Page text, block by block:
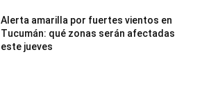
Alerta amarilla por fuertes vientos en
Tucumán: qué zonas serán afectadas
este jueves